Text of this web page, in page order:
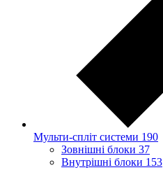
Мульти-спліт системи 190
Зовнішні блоки 37
Внутрішні блоки 153